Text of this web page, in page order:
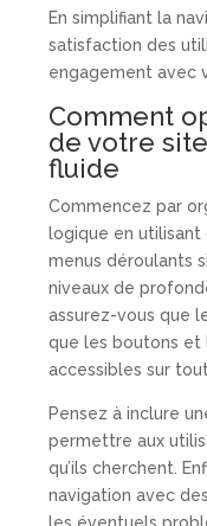
En simplifiant la
satisfaction des
engagement avec
Comment
de votre
fluide
Commencez par
logique en
menus déroulants
niveaux de
assurez-vous que
que les boutons et
accessibles sur
Pensez à inclure
permettre aux
qu’ils cherchent.
navigation avec